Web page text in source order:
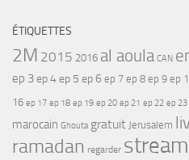
ÉTIQUETTES
2M 2015 2016 al aoula CAN
ep 3ep 4ep 5 ep 6 ep 7 ep 8 ep 9 ep
16 ep 17 ep 18 ep 19 ep 20 ep 21 ep 22 ep 23
marocain Ghouta gratuit Jerusalem
ramadan regarder